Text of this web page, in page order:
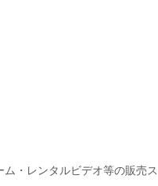
・レンタルビデオ等の販売ス